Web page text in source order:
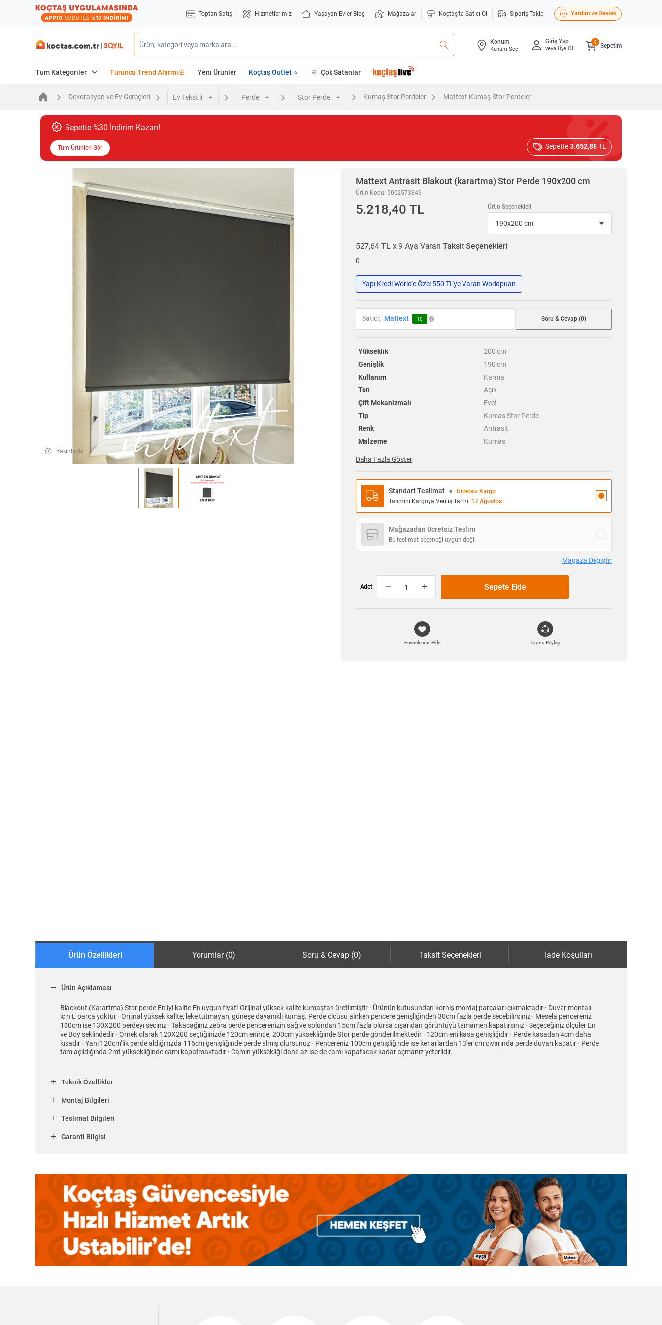
Toptan Satış Hizmetlerimiz Yaşayan Evler Blog Mağazalar Koçtaş'ta Satıcı Ol Sipariş Takip Yardım ve Destek
Konum
Konum Seç
Giriş Yap
veya Üye Ol Sepetim
0
Tüm Kategoriler Turuncu Trend Alarmı🚨 Yeni Ürünler Koçtaş Outlet ⭐ Çok Satanlar
Dekorasyon ve Ev Gereçleri Ev Tekstili Perde Stor Perde Kumaş Stor Perdeler Mattext Kumaş Stor Perdeler
Sepette %30 İndirim Kazan!
Tüm Ürünleri Gör Sepette3.652,88TL
Yakınlaştır
MattextAntrasit Blakout (karartma) Stor Perde 190x200 cm
Ürün Kodu: 5002573849
5.218,40 TL Ürün Seçenekleri
527,64 TL x 9 Aya Varan Taksit Seçenekleri
0
Yapı Kredi World'e Özel 550 TL'ye Varan Worldpuan
Satıcı: Mattext 10 Soru & Cevap (0)
Yükseklik 200 cm
Genişlik
190 cm
Kullanım
Karma
Ton
Açık
Çift Mekanizmalı
Evet
Tip
Kumaş Stor Perde
Renk
Antrasit
Malzeme
Kumaş
Daha Fazla Göster
Standart Teslimat ●
Ücretsiz Kargo
Tahmini Kargoya Veriliş Tarihi: 17 Ağustos
Mağazadan Ücretsiz Teslim
Bu teslimat seçeneği uygun değil
Mağaza Değiştir
Adet Sepete Ekle
Favorilerime Ekle Ürünü Paylaş
Ürün Özellikleri Yorumlar (0) Soru & Cevap (0) Taksit Seçenekleri İade Koşulları
Ürün Açıklaması
Blackout (Karartma) Stor perde En iyi kalite En uygun fiyat! Orijinal yüksek kalite kumaştan üretilmiştir · Ürünün kutusundan korniş montaj parçaları çıkmaktadır · Duvar montajı
için L parça yoktur · Orijinal yüksek kalite, leke tutmayan, güneşe dayanıklı kumaş. Perde ölçüsü alırken pencere genişliğinden 30cm fazla perde seçebilirsiniz · Mesela pencereniz
100cm ise 130X200 perdeyi seçiniz · Takacağınız zebra perde pencerenizin sağ ve solundan 15cm fazla olursa dışarıdan görüntüyü tamamen kapatırsınız · Seçeceğiniz ölçüler En
ve Boy şeklindedir · Örnek olarak 120X200 seçtiğinizde 120cm eninde, 200cm yüksekliğinde Stor perde gönderilmektedir · 120cm eni kasa genişliğidir · Perde kasadan 4cm daha
kısadır · Yani 120cm’lik perde aldığınızda 116cm genişliğinde perde almış olursunuz · Pencereniz 100cm genişliğinde ise kenarlardan 13'er cm civarında perde duvarı kapatır · Perde
tam açıldığında 2mt yüksekliğinde camı kapatmaktadır · Camın yüksekliği daha az ise de camı kapatacak kadar açmanız yeterlidir.
Teknik Özellikler
Montaj Bilgileri
Teslimat Bilgileri
Garanti Bilgisi